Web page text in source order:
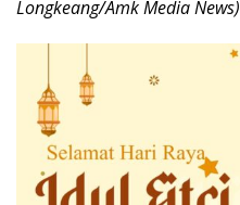
Longkeang/Amk Media News)